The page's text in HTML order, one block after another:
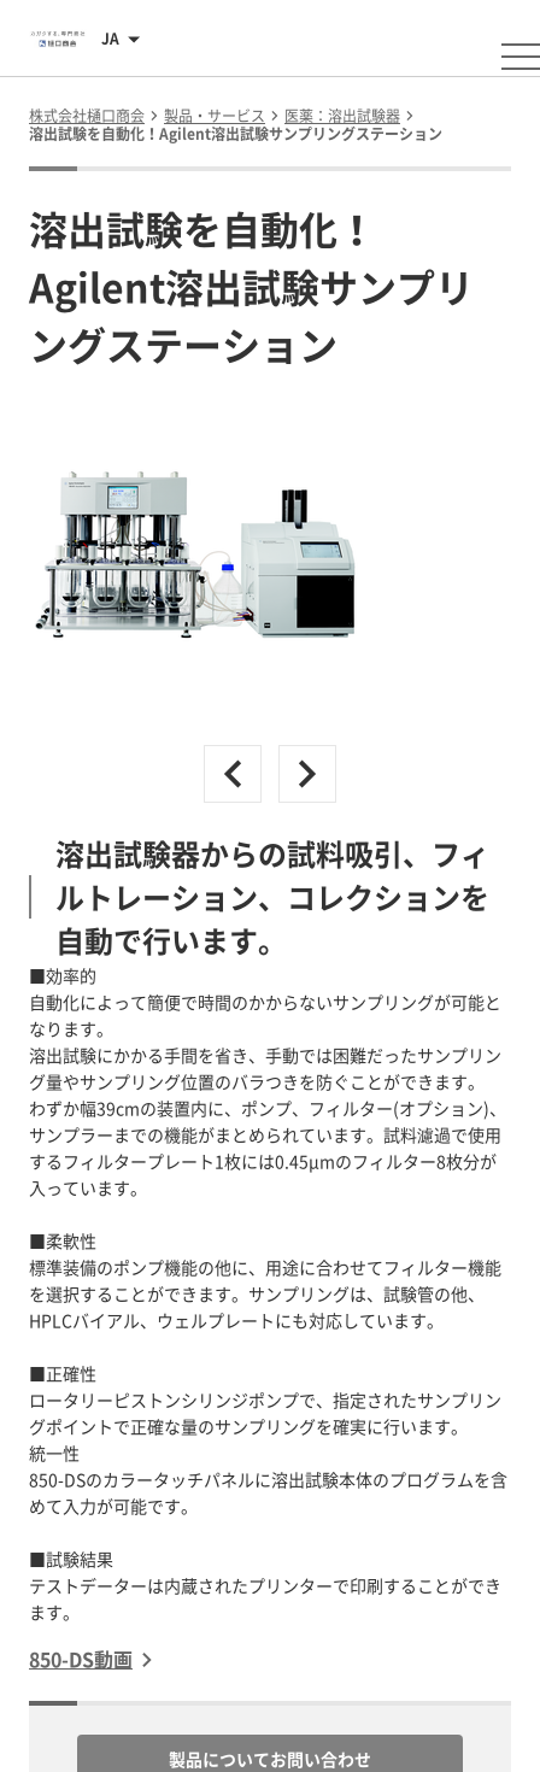
JA
株式会社樋口商会 製品・サービス
医薬：溶出試験器
溶出試験を自動化！Agilent溶出試験サンプリングステーション
溶出試験を自動化！
Agilent溶出試験サンプリ
ングステーション
溶出試験器からの試料吸引、フィ
ルトレーション、コレクションを
自動で行います。
■効率的
自動化によって簡便で時間のかからないサンプリングが可能と
なります。
溶出試験にかかる手間を省き、手動では困難だったサンプリン
グ量やサンプリング位置のバラつきを防ぐことができます。
わずか幅39cmの装置内に、ポンプ、フィルター(オプション)、
サンプラーまでの機能がまとめられています。試料濾過で使用
するフィルタープレート1枚には0.45μmのフィルター8枚分が
入っています。
■柔軟性
標準装備のポンプ機能の他に、用途に合わせてフィルター機能
を選択することができます。サンプリングは、試験管の他、
HPLCバイアル、ウェルプレートにも対応しています。
■正確性
ロータリーピストンシリンジポンプで、指定されたサンプリン
グポイントで正確な量のサンプリングを確実に行います。
統一性
850-DSのカラータッチパネルに溶出試験本体のプログラムを含
めて入力が可能です。
■試験結果
テストデーターは内蔵されたプリンターで印刷することができ
ます。
850-DS動画
製品についてお問い合わせ